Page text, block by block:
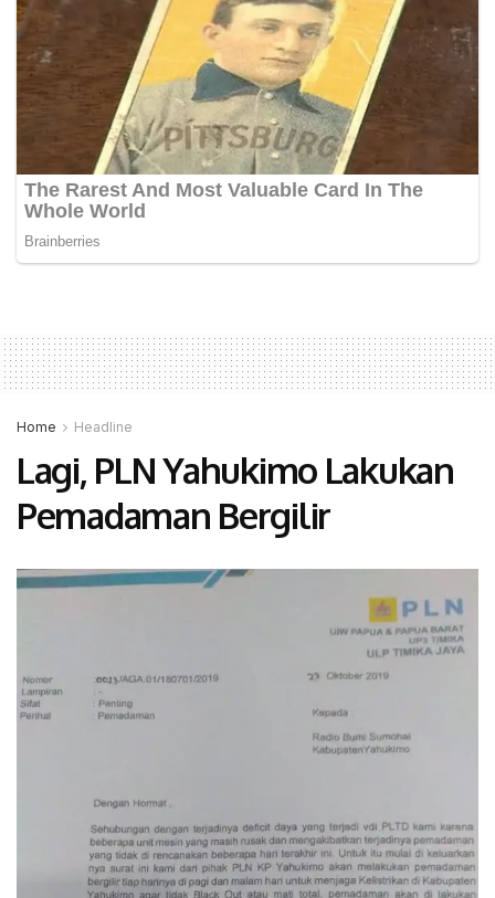
Home Headline
Lagi, PLN Yahukimo Lakukan
Pemadaman Bergilir